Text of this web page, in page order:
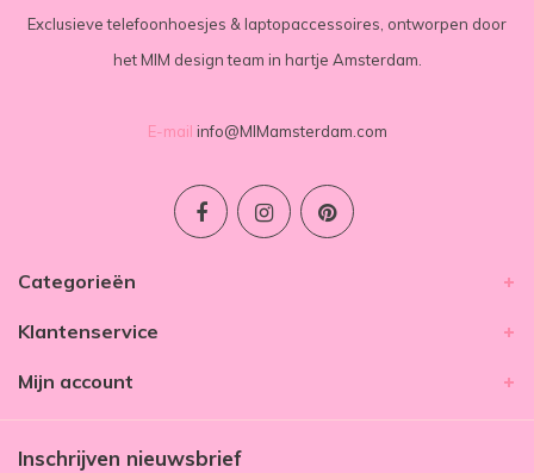
Exclusieve telefoonhoesjes & laptopaccessoires, ontworpen door
het MIM design team in hartje Amsterdam.
E-mail info@MIMamsterdam.com
Categorieën
Klantenservice
Mijn account
Inschrijven nieuwsbrief